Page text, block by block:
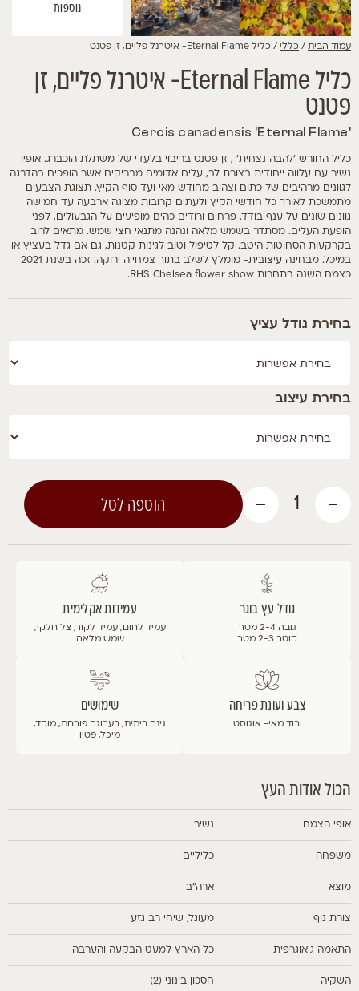
נוספות
עמוד הבית/כללי/ כליל Eternal Flame- איטרנל פליים, זן פטנט
כליל Eternal Flame- איטרנל פליים, זן
פטנט
כליל החורש 'להבה נצחית' , זן פטנט בריבוי בלעדי של משתלת הוכברג. אופיו
נשיר עם עלווה ייחודית בצורת לב, עלים אדומים מבריקים אשר הופכים בהדרגה
לגוונים מרהיבים של כתום וצהוב מחודש מאי ועד סוף הקיץ. תצוגת הצבעים
מתמשכת לאורך כל חודשי הקיץ ולעתים קרובות מציגה ארבעה עד חמישה
גוונים שונים על ענף בודד. פרחים ורודים כהים מופיעים על הגבעולים, לפני
הופעת העלים. מסתדר בשמש מלאה ונהנה מתנאי חצי שמש. מתאים לרוב
בקרקעות הסחוטות היטב. קל לטיפול וטוב לגינות קטנות, גם אם גדל בעציץ או
במיכל. מבחינה עיצובית- מומלץ לשלב בתוך צמחייה ירוקה. זכה בשנת 2021
כצמח השנה בתחרות RHS Chelsea flower show.
גודל עציץ
עיצוב
כמות
הוספה לסל
גודל עץ בוגר
גובה 2-4 מטר
קוטר 2-3 מטר
עמידות אקלימית
עמיד לחום, עמיד לקור, צל חלקי,
שמש מלאה
צבע ועונת פריחה
ורוד מאי- אוגוסט
שימושים
גינה ביתית, בערוגה פורחת, מוקד,
מיכל, פטיו
הכול אודות העץ
אופי הצמח נשיר
משפחה כליליים
מוצא ארה"ב
צורת נוף מעוגל, שיחי רב גזע
התאמה גיאוגרפית כל הארץ למעט הבקעה והערבה
השקיה חסכון בינוני (2)